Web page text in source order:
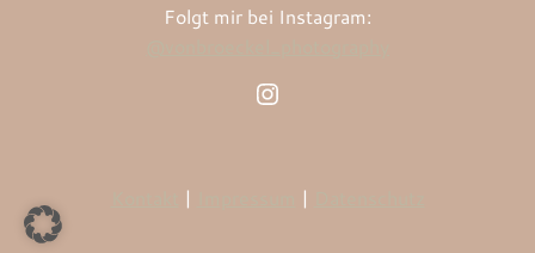
Folgt mir bei Instagram:
Instagram
| |